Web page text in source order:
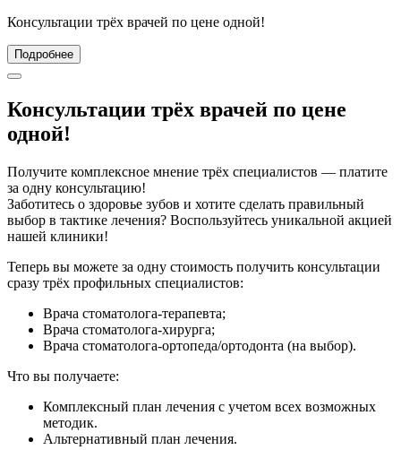
Консультации трёх врачей по цене одной!
Подробнее
Консультации трёх врачей по цене
одной!
Получите комплексное мнение трёх специалистов — платите
за одну консультацию!
Заботитесь о здоровье зубов и хотите сделать правильный
выбор в тактике лечения? Воспользуйтесь уникальной акцией
нашей клиники!
Теперь вы можете за одну стоимость получить консультации
сразу трёх профильных специалистов:
Врача стоматолога‑терапевта;
Врача стоматолога-хирурга;
Врача стоматолога-ортопеда/ортодонта (на выбор).
Что вы получаете:
Комплексный план лечения с учетом всех возможных
методик.
Альтернативный план лечения.